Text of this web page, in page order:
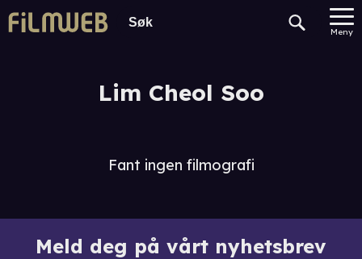
Meny
Lim Cheol Soo
Fant ingen filmografi
Meld deg på vårt nyhetsbrev